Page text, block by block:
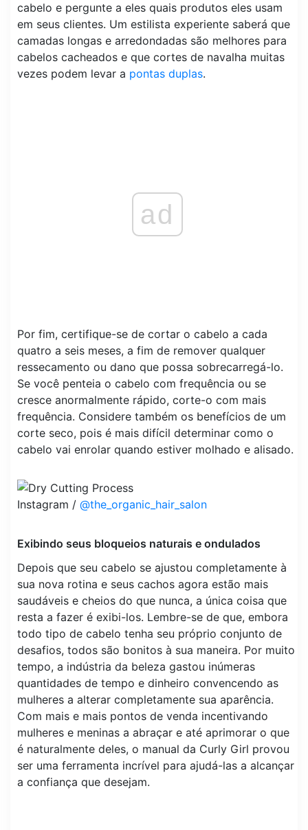
cabelo e pergunte a eles quais produtos eles usam
em seus clientes. Um estilista experiente saberá que
camadas longas e arredondadas são melhores para
cabelos cacheados e que cortes de navalha muitas
vezes podem levar a pontas duplas.
ad
Por fim, certifique-se de cortar o cabelo a cada
quatro a seis meses, a fim de remover qualquer
ressecamento ou dano que possa sobrecarregá-lo.
Se você penteia o cabelo com frequência ou se
cresce anormalmente rápido, corte-o com mais
frequência. Considere também os benefícios de um
corte seco, pois é mais difícil determinar como o
cabelo vai enrolar quando estiver molhado e alisado.
Instagram / @the_organic_hair_salon
Exibindo seus bloqueios naturais e ondulados
Depois que seu cabelo se ajustou completamente à
sua nova rotina e seus cachos agora estão mais
saudáveis ​​e cheios do que nunca, a única coisa que
resta a fazer é exibi-los. Lembre-se de que, embora
todo tipo de cabelo tenha seu próprio conjunto de
desafios, todos são bonitos à sua maneira. Por muito
tempo, a indústria da beleza gastou inúmeras
quantidades de tempo e dinheiro convencendo as
mulheres a alterar completamente sua aparência.
Com mais e mais pontos de venda incentivando
mulheres e meninas a abraçar e até aprimorar o que
é naturalmente deles, o manual da Curly Girl provou
ser uma ferramenta incrível para ajudá-las a alcançar
a confiança que desejam.